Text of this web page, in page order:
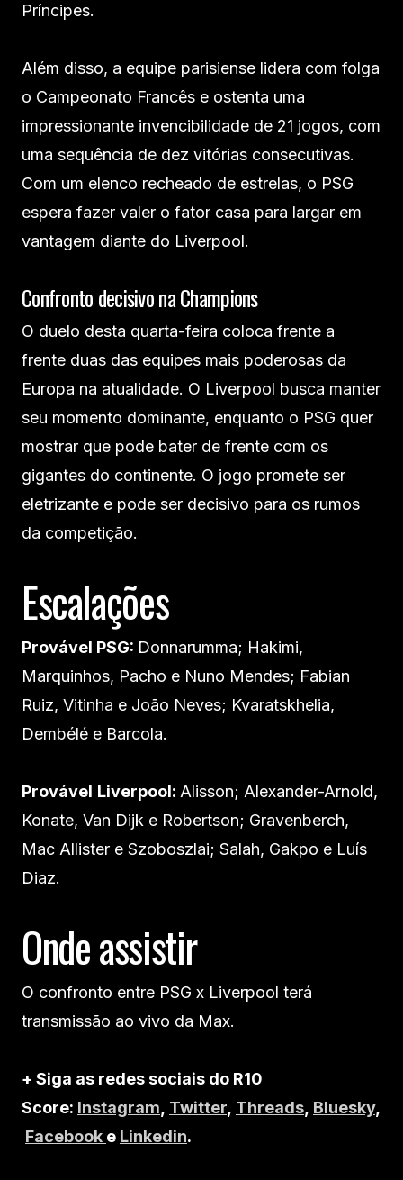
Príncipes.
Além disso, a equipe parisiense lidera com folga
o Campeonato Francês e ostenta uma
impressionante invencibilidade de 21 jogos, com
uma sequência de dez vitórias consecutivas.
Com um elenco recheado de estrelas, o PSG
espera fazer valer o fator casa para largar em
vantagem diante do Liverpool.
Confronto decisivo na Champions
O duelo desta quarta-feira coloca frente a
frente duas das equipes mais poderosas da
Europa na atualidade. O Liverpool busca manter
seu momento dominante, enquanto o PSG quer
mostrar que pode bater de frente com os
gigantes do continente. O jogo promete ser
eletrizante e pode ser decisivo para os rumos
da competição.
Escalações
Provável PSG: Donnarumma; Hakimi,
Marquinhos, Pacho e Nuno Mendes; Fabian
Ruiz, Vitinha e João Neves; Kvaratskhelia,
Dembélé e Barcola.
Provável Liverpool: Alisson; Alexander-Arnold,
Konate, Van Dijk e Robertson; Gravenberch,
Mac Allister e Szoboszlai; Salah, Gakpo e Luís
Diaz.
Onde assistir
O confronto entre PSG x Liverpool terá
transmissão ao vivo da Max.
+ Siga as redes sociais do R10
Score: Instagram, Twitter, Threads, Bluesky,
Facebook e Linkedin.